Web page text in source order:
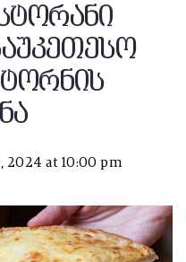
2024 at 10:00 pm